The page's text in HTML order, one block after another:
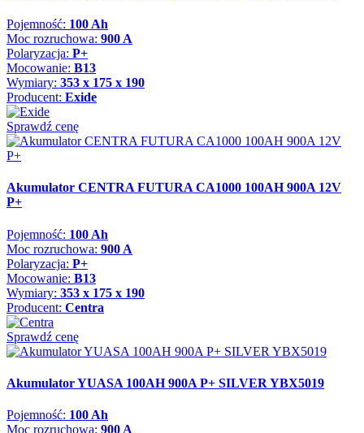
Pojemność: 100 Ah
Moc rozruchowa: 900 A
Polaryzacja: P+
Mocowanie: B13
Wymiary: 353 x 175 x 190
Producent: Exide
Sprawdź cenę
Akumulator CENTRA FUTURA CA1000 100AH 900A 12V
P+
Pojemność: 100 Ah
Moc rozruchowa: 900 A
Polaryzacja: P+
Mocowanie: B13
Wymiary: 353 x 175 x 190
Producent: Centra
Sprawdź cenę
Akumulator YUASA 100AH 900A P+ SILVER YBX5019
Pojemność: 100 Ah
Moc rozruchowa: 900 A